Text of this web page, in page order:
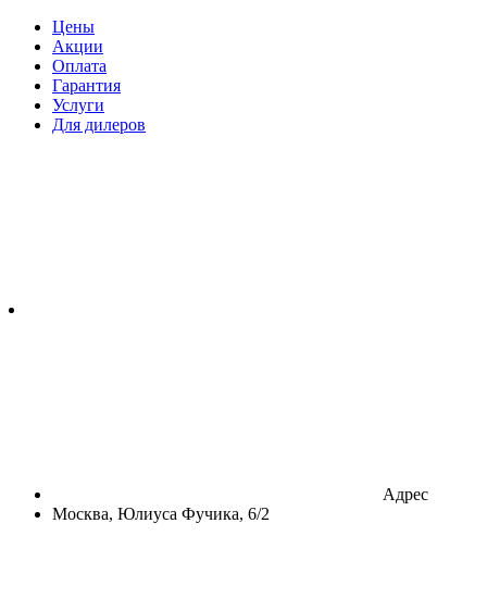
Цены
Акции
Оплата
Гарантия
Услуги
Для дилеров
Адрес
Москва, Юлиуса Фучика, 6/2